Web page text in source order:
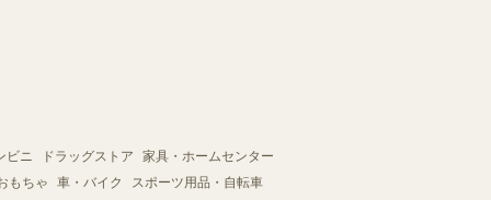
ビニ ドラッグストア
家具・ホームセンター
もちゃ
車・バイク
スポーツ用品・自転車